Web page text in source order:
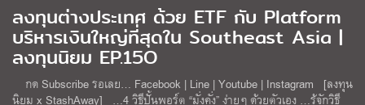
ลงทุนต่างประเทศ ด้วย ETF กับ Platform
บริหารเงินใหญ่ที่สุดใน Southeast Asia |
ลงทุนนิยม EP.15O
กด Subscribe รอเลย… Facebook | Line | Youtube | Instagram [ลงทุน
นิยม x StashAway] …4 วิธีปั้นพอร์ต “มั่งคั่ง” ง่ายๆ ด้วยตัวเอง …รู้จักวิธี